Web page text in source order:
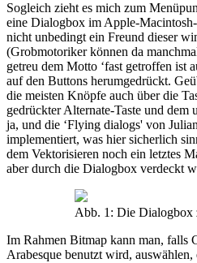
Sogleich zieht es mich zum
eine Dialogbox im Apple-
nicht unbedingt ein Freund dieser
(Grobmotoriker können da
getreu dem Motto ‘fast getroffen ist
auf den Buttons herumgedrückt.
die meisten Knöpfe auch über die
gedrückter Alternate-Taste und dem
ja, und die ‘Flying dialogs' von
implementiert, was hier sicherlich
dem Vektorisieren noch ein letztes
aber durch die Dialogbox verdeckt
Abb. 1: Die Dialogbox
Im Rahmen Bitmap kann man, falls
Arabesque benutzt wird,